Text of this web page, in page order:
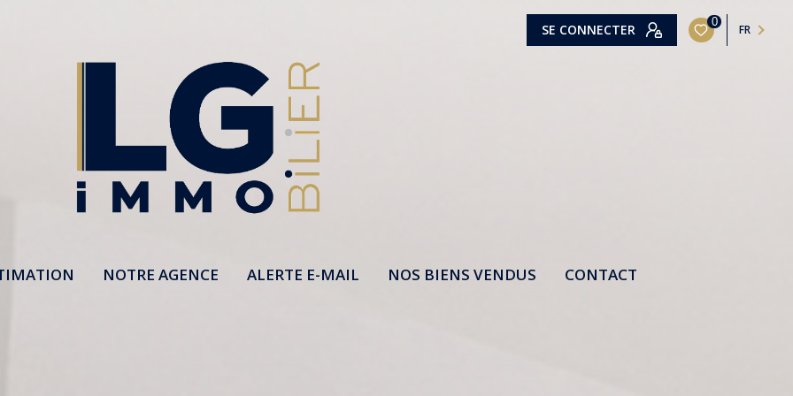
SE CONNECTER 0
FR
NOTRE AGENCE ALERTE E-MAIL NOS BIENS VENDUS CONTACT